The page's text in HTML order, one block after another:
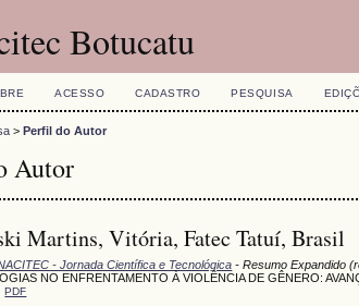
Botucatu
ACESSO CADASTRO PESQUISA
>Perfil do Autor
Autor
Martins, Vitória, Fatec Tatuí, Brasil
- Jornada Científica e Tecnológica - Resumo Expandido
NO ENFRENTAMENTO À VIOLÊNCIA DE GÊNERO:
PDF